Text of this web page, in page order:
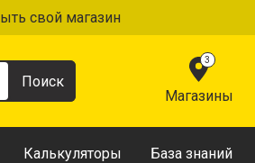
свой магазин
3
Магазины
Калькуляторы База знаний